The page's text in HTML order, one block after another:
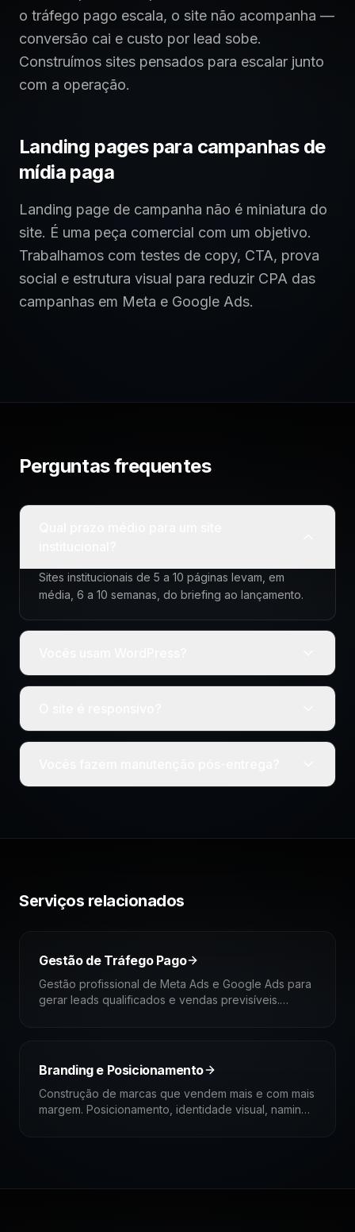
o tráfego pago escala, o site não acompanha —
conversão cai e custo por lead sobe.
Construímos sites pensados para escalar junto
com a operação.
Landing pages para campanhas de
mídia paga
Landing page de campanha não é miniatura do
site. É uma peça comercial com um objetivo.
Trabalhamos com testes de copy, CTA, prova
social e estrutura visual para reduzir CPA das
campanhas em Meta e Google Ads.
Perguntas frequentes
Sites institucionais de 5 a 10 páginas levam, em
média, 6 a 10 semanas, do briefing ao lançamento.
Serviços relacionados
Gestão de Tráfego Pago
Gestão profissional de Meta Ads e Google Ads para
gerar leads qualificados e vendas previsíveis.
Branding e Posicionamento
Construção de marcas que vendem mais e com mais
margem. Posicionamento, identidade visual, naming